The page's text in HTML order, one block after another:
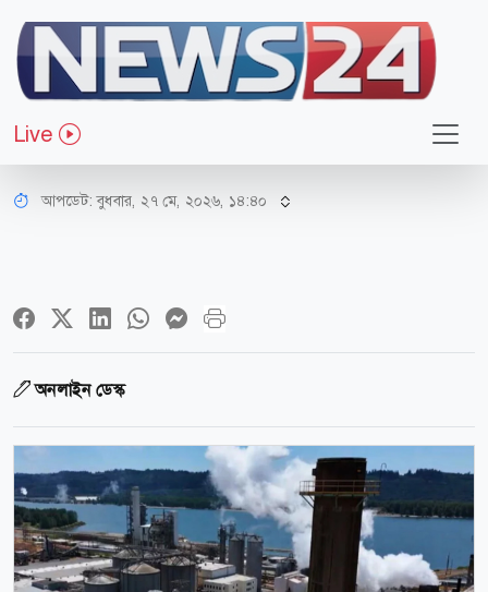
Live
আন্তর্জাতিক
ওয়াশিংটনে ভয়াবহ রাসায়নিক বিস্ফোরণে
অনেকে হতাহত
আপডেট: বুধবার, ২৭ মে, ২০২৬, ১৪:৪০
অনলাইন ডেস্ক